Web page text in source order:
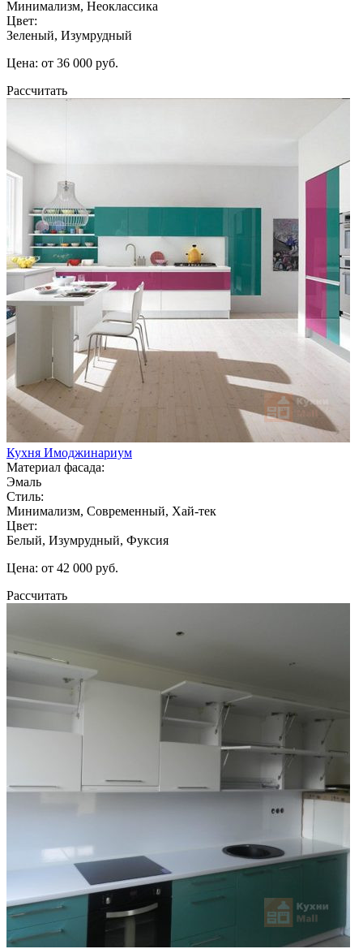
Минимализм, Неоклассика
Цвет:
Зеленый, Изумрудный
Цена: от 36 000 руб.
Рассчитать
Кухня Имоджинариум
Материал фасада:
Эмаль
Стиль:
Минимализм, Современный, Хай-тек
Цвет:
Белый, Изумрудный, Фуксия
Цена: от 42 000 руб.
Рассчитать